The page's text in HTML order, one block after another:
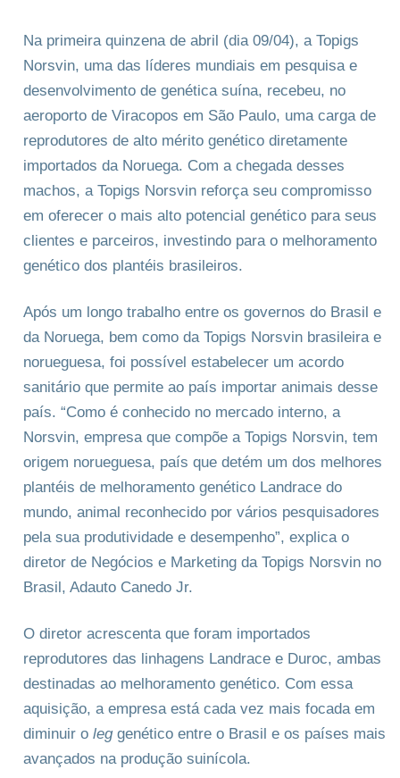
Na primeira quinzena de abril (dia 09/04), a Topigs
Norsvin, uma das líderes mundiais em pesquisa e
desenvolvimento de genética suína, recebeu, no
aeroporto de Viracopos em São Paulo, uma carga de
reprodutores de alto mérito genético diretamente
importados da Noruega. Com a chegada desses
machos, a Topigs Norsvin reforça seu compromisso
em oferecer o mais alto potencial genético para seus
clientes e parceiros, investindo para o melhoramento
genético dos plantéis brasileiros.
Após um longo trabalho entre os governos do Brasil e
da Noruega, bem como da Topigs Norsvin brasileira e
norueguesa, foi possível estabelecer um acordo
sanitário que permite ao país importar animais desse
país. “Como é conhecido no mercado interno, a
Norsvin, empresa que compõe a Topigs Norsvin, tem
origem norueguesa, país que detém um dos melhores
plantéis de melhoramento genético Landrace do
mundo, animal reconhecido por vários pesquisadores
pela sua produtividade e desempenho”, explica o
diretor de Negócios e Marketing da Topigs Norsvin no
Brasil, Adauto Canedo Jr.
O diretor acrescenta que foram importados
reprodutores das linhagens Landrace e Duroc, ambas
destinadas ao melhoramento genético. Com essa
aquisição, a empresa está cada vez mais focada em
diminuir o leggenético entre o Brasil e os países mais
avançados na produção suinícola.